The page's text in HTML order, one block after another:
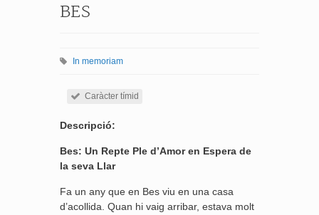
BES
In memoriam
Caràcter tímid
Descripció:
Bes: Un Repte Ple d’Amor en Espera de
la seva Llar
Fa un any que en Bes viu en una casa
d’acollida. Quan hi vaig arribar, estava molt